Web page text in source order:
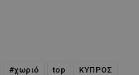
#χωριό top ΚΥΠΡΟΣ